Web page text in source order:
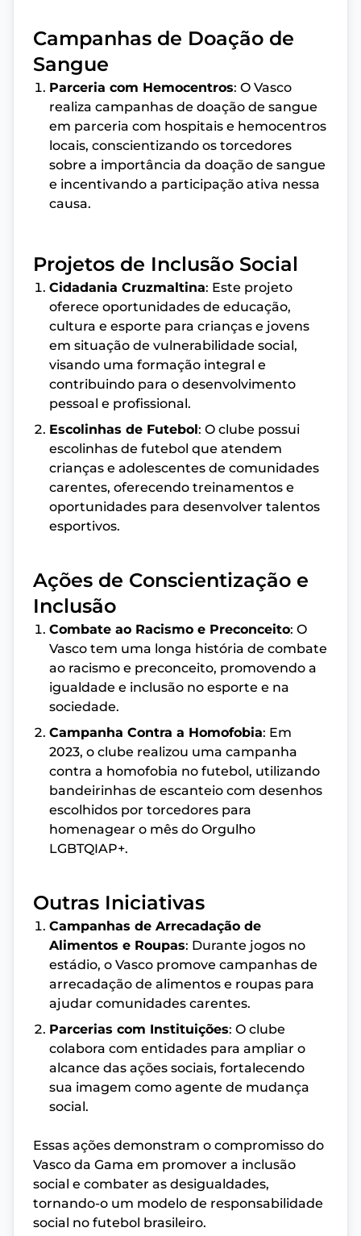
Campanhas de Doação de
Sangue
Parceria com Hemocentros: O Vasco
realiza campanhas de doação de sangue
em parceria com hospitais e hemocentros
locais, conscientizando os torcedores
sobre a importância da doação de sangue
e incentivando a participação ativa nessa
causa.
Projetos de Inclusão Social
Cidadania Cruzmaltina: Este projeto
oferece oportunidades de educação,
cultura e esporte para crianças e jovens
em situação de vulnerabilidade social,
visando uma formação integral e
contribuindo para o desenvolvimento
pessoal e profissional.
Escolinhas de Futebol: O clube possui
escolinhas de futebol que atendem
crianças e adolescentes de comunidades
carentes, oferecendo treinamentos e
oportunidades para desenvolver talentos
esportivos.
Ações de Conscientização e
Inclusão
Combate ao Racismo e Preconceito: O
Vasco tem uma longa história de combate
ao racismo e preconceito, promovendo a
igualdade e inclusão no esporte e na
sociedade.
Campanha Contra a Homofobia: Em
2023, o clube realizou uma campanha
contra a homofobia no futebol, utilizando
bandeirinhas de escanteio com desenhos
escolhidos por torcedores para
homenagear o mês do Orgulho
LGBTQIAP+.
Outras Iniciativas
Campanhas de Arrecadação de
Alimentos e Roupas: Durante jogos no
estádio, o Vasco promove campanhas de
arrecadação de alimentos e roupas para
ajudar comunidades carentes.
Parcerias com Instituições: O clube
colabora com entidades para ampliar o
alcance das ações sociais, fortalecendo
sua imagem como agente de mudança
social.
Essas ações demonstram o compromisso do
Vasco da Gama em promover a inclusão
social e combater as desigualdades,
tornando-o um modelo de responsabilidade
social no futebol brasileiro.